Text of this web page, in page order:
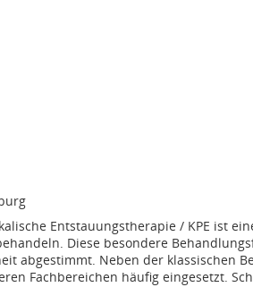
Entstauungstherapie / KPE ist
Diese besondere
abgestimmt. Neben der klassischen
Fachbereichen häufig eingesetzt.